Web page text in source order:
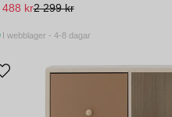
2 299 kr
488 kr
I webblager - 4-8 dagar